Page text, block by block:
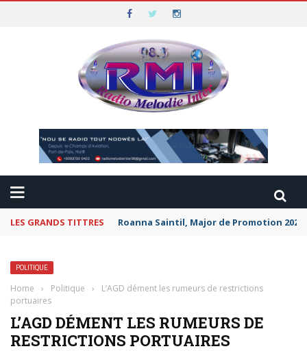
LES GRANDS TITTRES Roanna Saintil, Major de Promotion
POLITIQUE
Home › Politique ›
L’AGD dément les rumeurs de restrictions
portuaires
L’AGD DÉMENT LES RUMEURS DE
RESTRICTIONS PORTUAIRES